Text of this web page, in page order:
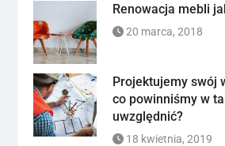
Renowacja mebli
20 marca, 2018
Projektujemy swój
co powinniśmy w
uwzględnić?
18 kwietnia, 2019